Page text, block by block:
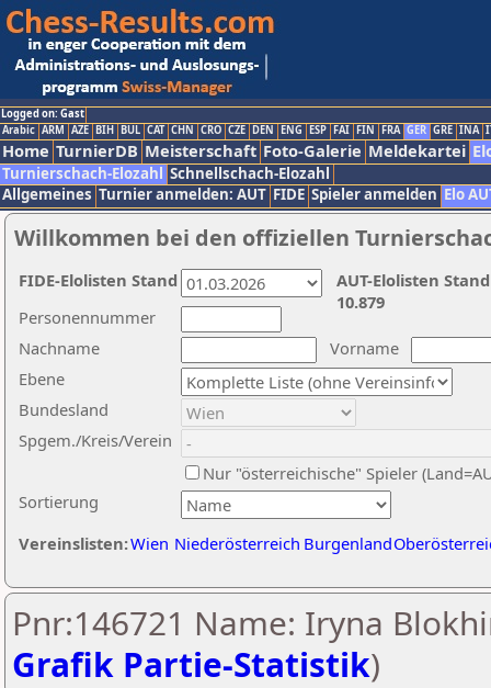
Logged on: Gast
Arabic ARM AZE BIH BUL CAT CHN CRO CZE DEN ENG ESP FAI FIN FRA GER GRE INA
Home TurnierDB Meisterschaft Foto-Galerie Meldekartei
Turnierschach-Elozahl Schnellschach-Elozahl
Allgemeines Turnier anmelden: AUT FIDE Spieler anmelden Elo
Willkommen bei den offiziellen
Nachname
Vorname
Ebene
Sortierung
Personennummer
Bundesland
Spgem./Kreis/Verein
Nur "österreichische" Spieler
Vereinslisten:Wien Niederösterreich Burgenland
AUT-Elolisten
10.879
FIDE-Elolisten Stand
Pnr:146721 Name: Iryna
Grafik Partie-Statistik)